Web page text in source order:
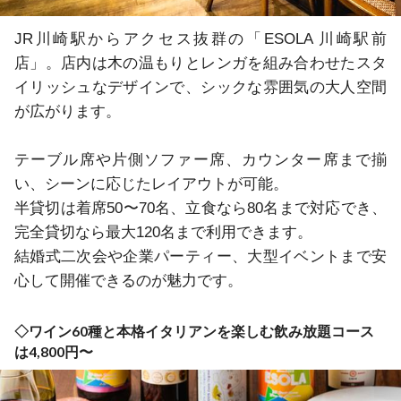
JR川崎駅からアクセス抜群の「ESOLA 川崎駅前
店」。店内は木の温もりとレンガを組み合わせたスタ
イリッシュなデザインで、シックな雰囲気の大人空間
が広がります。
テーブル席や片側ソファー席、カウンター席まで揃
い、シーンに応じたレイアウトが可能。
半貸切は着席50〜70名、立食なら80名まで対応でき、
完全貸切なら最大120名まで利用できます。
結婚式二次会や企業パーティー、大型イベントまで安
心して開催できるのが魅力です。
◇ワイン60種と本格イタリアンを楽しむ飲み放題コース
は4,800円〜